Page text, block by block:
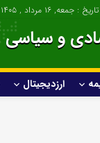
تاریخ : جمعه, ۱۶ مرداد , ۱۴۰۵
و
ارزدیجیتال